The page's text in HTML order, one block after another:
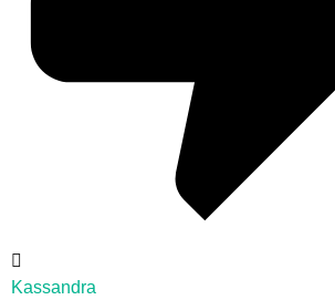
Kassandra